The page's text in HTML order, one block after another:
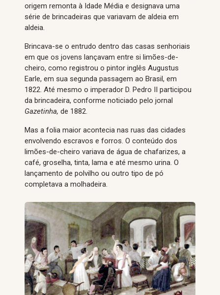
origem remonta à Idade Média e designava uma
série de brincadeiras que variavam de aldeia em
aldeia.
Brincava-se o entrudo dentro das casas senhoriais
em que os jovens lançavam entre si limões-de-
cheiro, como registrou o pintor inglês Augustus
Earle, em sua segunda passagem ao Brasil, em
1822. Até mesmo o imperador D. Pedro II participou
da brincadeira, conforme noticiado pelo jornal
Gazetinha, de 1882.
Mas a folia maior acontecia nas ruas das cidades
envolvendo escravos e forros. O conteúdo dos
limões-de-cheiro variava de água de chafarizes, a
café, groselha, tinta, lama e até mesmo urina. O
lançamento de polvilho ou outro tipo de pó
completava a molhadeira.